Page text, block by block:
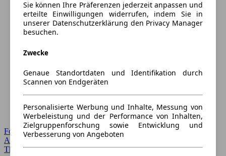
Forum Startseite
Alle Auto-Foren
Themen-Forum
Sie können Ihre Präferenzen jederzeit anpassen und
erteilte Einwilligungen widerrufen, indem Sie in
unserer Datenschutzerklärung den Privacy Manager
besuchen.
Zwecke
Genaue Standortdaten und Identifikation durch
Scannen von Endgeräten
Personalisierte Werbung und Inhalte, Messung von
Werbeleistung und der Performance von Inhalten,
Zielgruppenforschung sowie Entwicklung und
Verbesserung von Angeboten